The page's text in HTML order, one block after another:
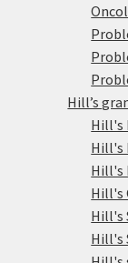
Hill’s
Hill's
Hill's
Hill's
Hill's
Hill's
Hill's